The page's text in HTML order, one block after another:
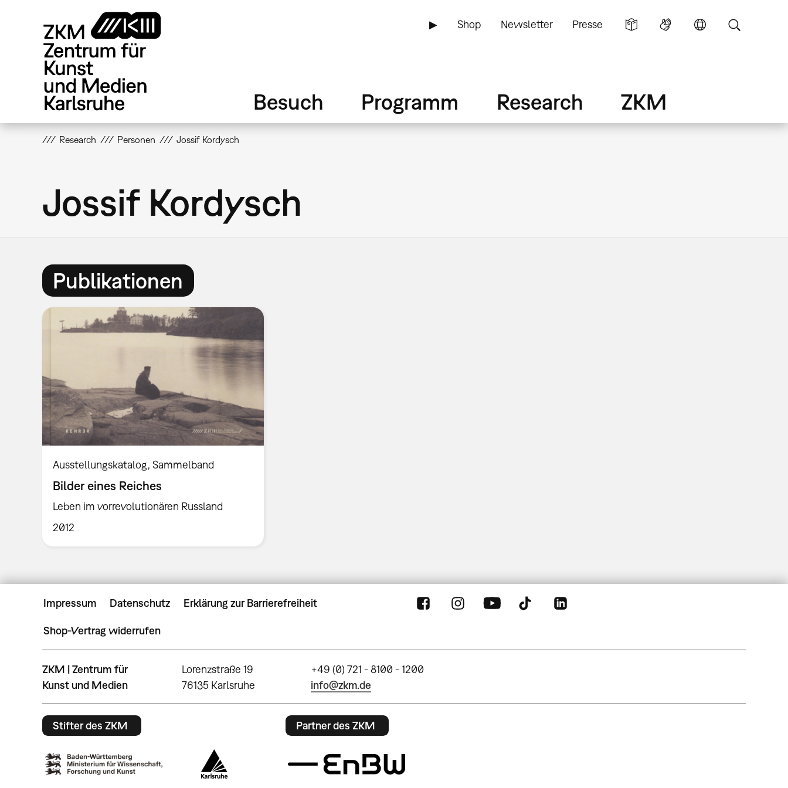
▶ Shop Newsletter Presse
Besuch Programm Research ZKM
Research Personen Jossif Kordysch
Jossif Kordysch
Publikationen
Ausstellungskatalog Sammelband
Bilder eines Reiches
Leben im vorrevolutionären Russland
2012
Impressum Datenschutz Erklärung zur Barrierefreiheit
Shop-Vertrag widerrufen
ZKM | Zentrum für
Kunst und Medien
Lorenzstraße 19
76135 Karlsruhe
+49 (0) 721 - 8100 - 1200
info@zkm.de
Stifter des ZKM Partner des ZKM